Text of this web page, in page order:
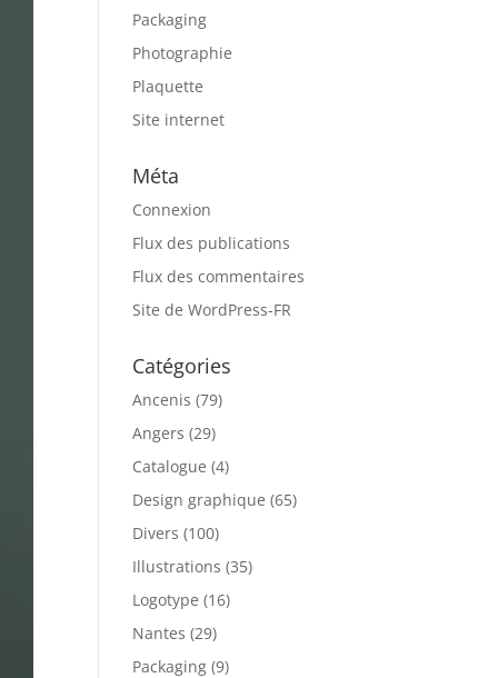
Packaging
Photographie
Plaquette
Site internet
Méta
Connexion
Flux des publications
Flux des commentaires
Site de WordPress-FR
Catégories
Ancenis (79)
Angers (29)
Catalogue (4)
Design graphique (65)
Divers (100)
Illustrations (35)
Logotype (16)
Nantes (29)
Packaging (9)